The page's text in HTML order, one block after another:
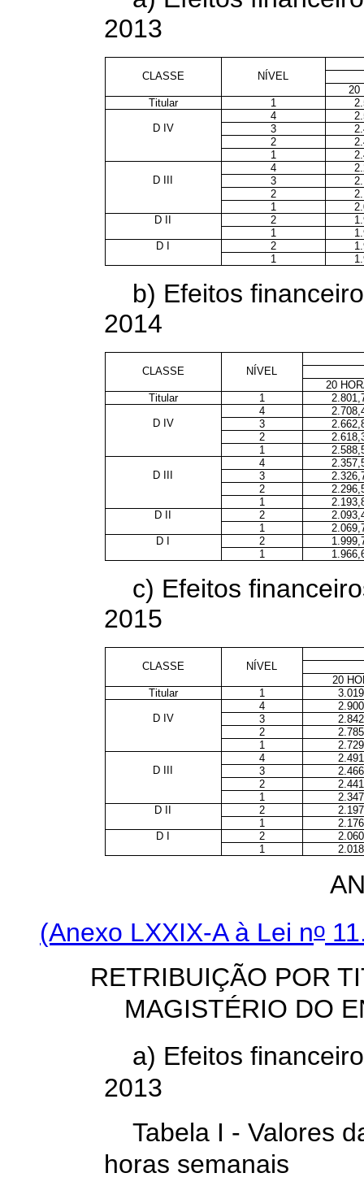
2013
CLASSE
NÍVEL
20
Titular
1
4
D IV
3
2
1
4
D III
3
2
1
D II
2
1
D I
2
1
b) Efeitos
2014
CLASSE
NÍVEL
20
Titular
1
4
D IV
3
2
1
4
D III
3
2
1
D II
2
1
D I
2
1
c) Efeitos
2015
CLASSE
NÍVEL
20
Titular
1
4
D IV
3
2
1
4
D III
3
2
1
D II
2
1
D I
2
1
(Anexo LXXIX-A à Lei no
RETRIBUIÇÃO POR
MAGISTÉRIO DO
a) Efeitos
2013
Tabela I - Valores
horas semanais